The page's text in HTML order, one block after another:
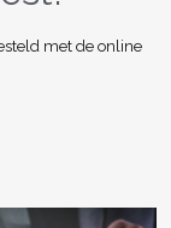
met de online